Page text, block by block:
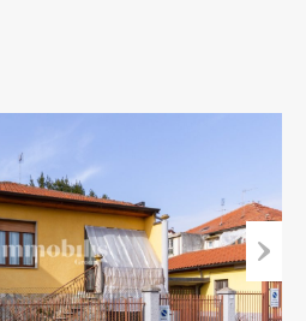
Nex
t